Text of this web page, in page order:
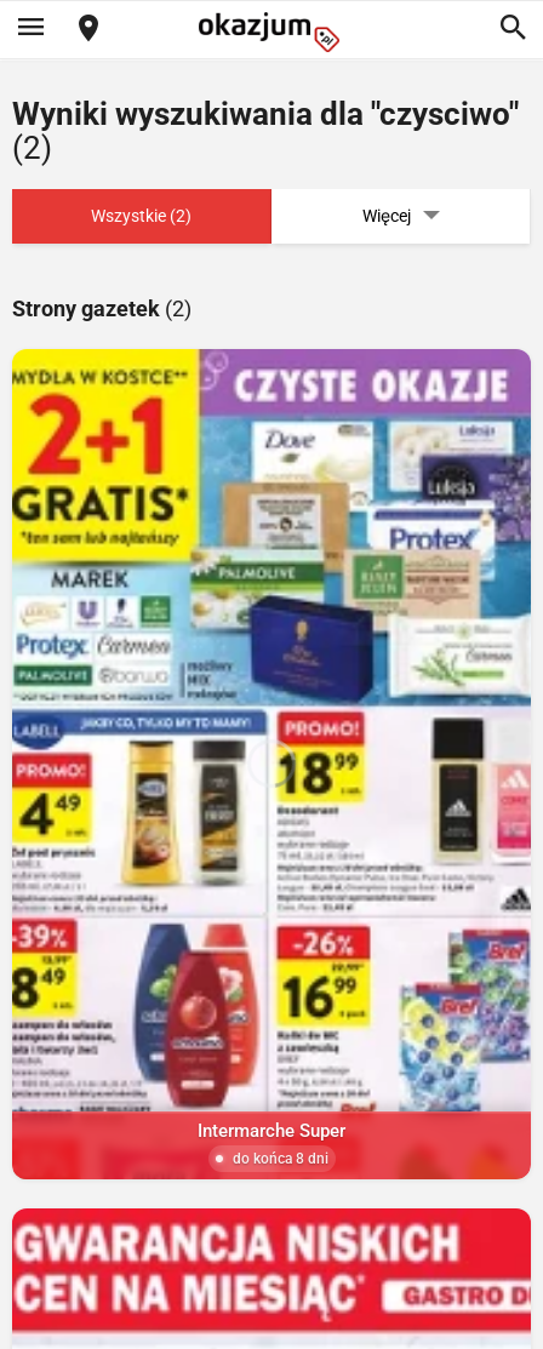
Wyniki wyszukiwania dla "czysciwo"
(2)
Wszystkie (2) Więcej
Strony gazetek (2)
Intermarche Super
do końca 8 dni